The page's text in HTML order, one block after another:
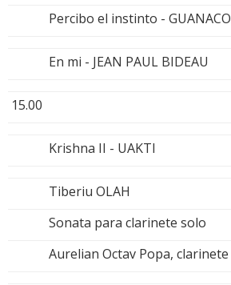
Percibo el instinto - GUANACO
En mi - JEAN PAUL BIDEAU
15.00
Krishna II - UAKTI
Tiberiu OLAH
Sonata para clarinete solo
Aurelian Octav Popa, clarinete